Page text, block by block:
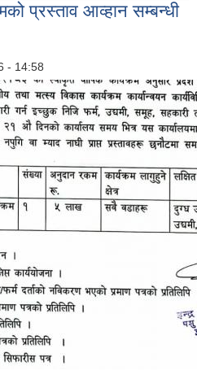
प्रस्ताव आव्हान सम्बन्धी
- 14:58